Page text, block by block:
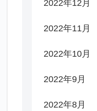
2022年12月
2022年11月
2022年10月
2022年9月
2022年8月